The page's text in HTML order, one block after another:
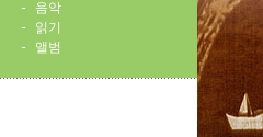
-
음악
-
읽기
- 앨범